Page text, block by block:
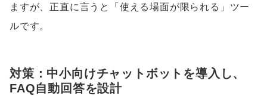
ますが、正直に言うと「使える場面が限られる」ツー
ルです。
対策：中小向けチャットボットを導入し、
FAQ自動回答を設計